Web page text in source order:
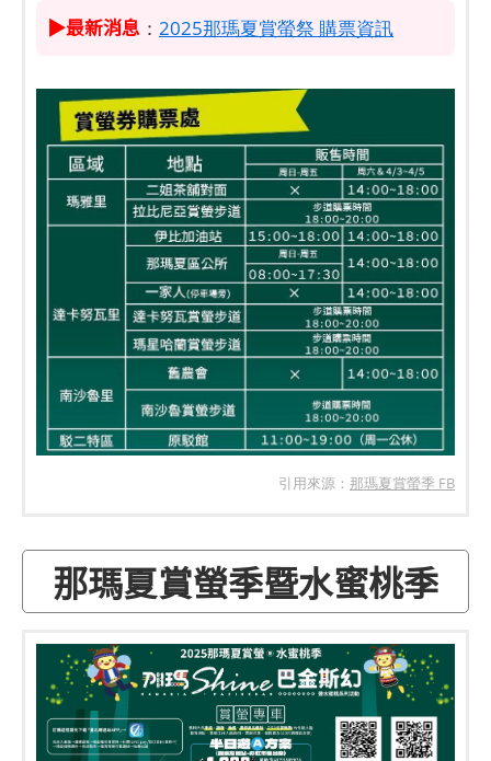
▶最新消息 ： 2025那瑪夏賞螢祭 購票資訊
引用來源： 那瑪夏賞螢季 FB
那瑪夏賞螢季暨水蜜桃季